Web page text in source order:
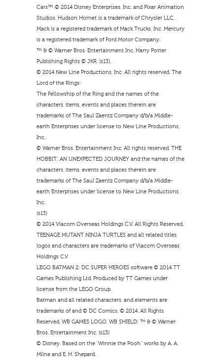
Cars™ © 2014 Disney Enterprises, Inc. and Pixar Animation
Studios. Hudson Hornet is a trademark of Chrysler LLC.
Mack is a registered trademark of Mack Trucks, Inc. Mercury
is a registered trademark of Ford Motor Company.
™ & © Warner Bros. Entertainment Inc. Harry Potter
Publishing Rights © JKR. (s13).
© 2014 New Line Productions, Inc. All rights reserved. The
Lord of the Rings:
The Fellowship of the Ring and the names of the
characters, items, events and places therein are
trademarks of The Saul Zaentz Company d/b/a Middle-
earth Enterprises under license to New Line Productions,
Inc.
© Warner Bros. Entertainment Inc. All rights reserved. THE
HOBBIT: AN UNEXPECTED JOURNEY and the names of the
characters, items, events and places therein are
trademarks of The Saul Zaentz Company d/b/a Middle-
earth Enterprises under license to New Line Productions,
Inc.
(s13)
© 2014 Viacom Overseas Holdings C.V. All Rights Reserved.
TEENAGE MUTANT NINJA TURTLES and all related titles,
logos and characters are trademarks of Viacom Overseas
Holdings C.V
LEGO BATMAN 2: DC SUPER HEROES software © 2014 TT
Games Publishing Ltd. Produced by TT Games under
license from the LEGO Group.
Batman and all related characters, and elements are
trademarks of and © DC Comics. © 2014. All Rights
Reserved. WB GAMES LOGO, WB SHIELD: ™ & © Warner
Bros. Entertainment Inc. (s13)
© Disney. Based on the “Winnie the Pooh” works by A. A.
Milne and E. H. Shepard.